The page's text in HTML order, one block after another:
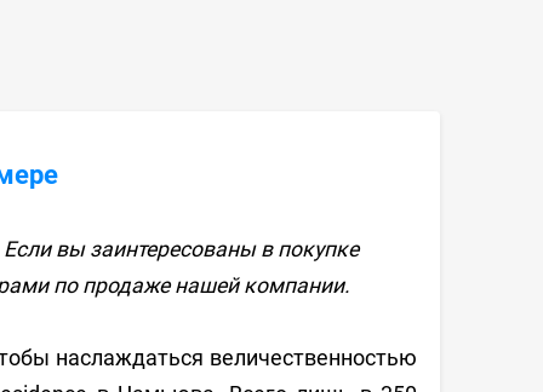
вы заинтересованы в покупке
по продаже нашей компании.
наслаждаться величественностью